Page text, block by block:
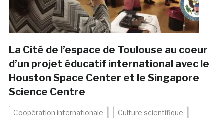
La Cité de l’espace de Toulouse au coeur
d’un projet éducatif international avec le
Houston Space Center et le Singapore
Science Centre
Coopération internationale Culture scientifique